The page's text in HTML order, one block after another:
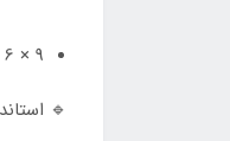
9 × 6 سانتی‌متر
🔹